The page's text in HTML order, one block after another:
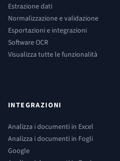
Estrazione dati
Normalizzazione e validazione
Esportazioni e integrazioni
Software OCR
Visualizza tutte le funzionalità
INTEGRAZIONI
Analizza i documenti in Excel
Analizza i documenti in Fogli
Google